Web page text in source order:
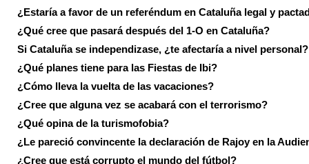
¿Estaría a favor de un referéndum en Cataluña legal y
¿Qué cree que pasará después del 1-O en Cataluña?
Si Cataluña se independizase, ¿te afectaría a nivel personal?
¿Qué planes tiene para las Fiestas de Ibi?
¿Cómo lleva la vuelta de las vacaciones?
¿Cree que alguna vez se acabará con el terrorismo?
¿Qué opina de la turismofobia?
¿Le pareció convincente la declaración de Rajoy en la
¿Cree que está corrupto el mundo del fútbol?